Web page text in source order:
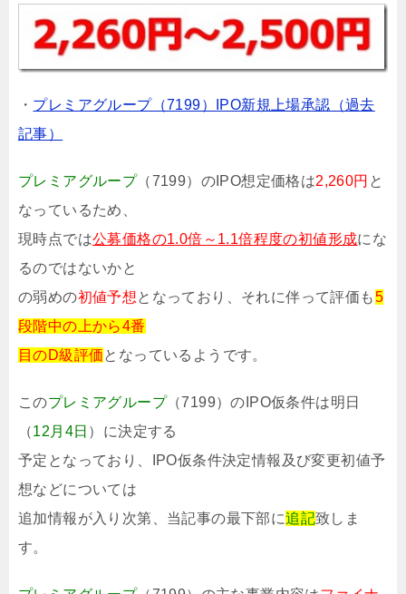
・ プレミアグループ（7199）IPO新規上場承認（過去
記事）
プレミアグループ（7199）のIPO想定価格は2,260円 と
なっているため、
現時点では公募価格の1.0倍～1.1倍程度の初値形成にな
るのではないかと
の弱めの初値予想となっており、それに伴って評価も5
段階中の上から4番
目のD級評価となっているようです。
このプレミアグループ（7199）のIPO仮条件は明日
（12月4日 ）に決定する
予定となっており、IPO仮条件決定情報及び変更初値予
想などについては
追加情報が入り次第、当記事の最下部に追記致しま
す。